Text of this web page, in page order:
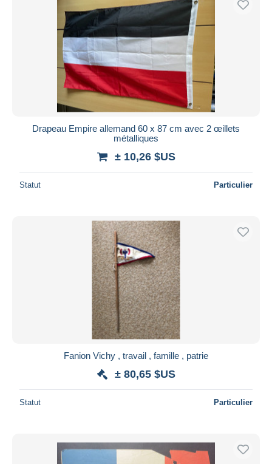
Drapeau Empire allemand 60 x 87 cm avec 2 œillets
métalliques
± 10,26 $US
Statut Particulier
Fanion Vichy , travail , famille , patrie
± 80,65 $US
Statut Particulier